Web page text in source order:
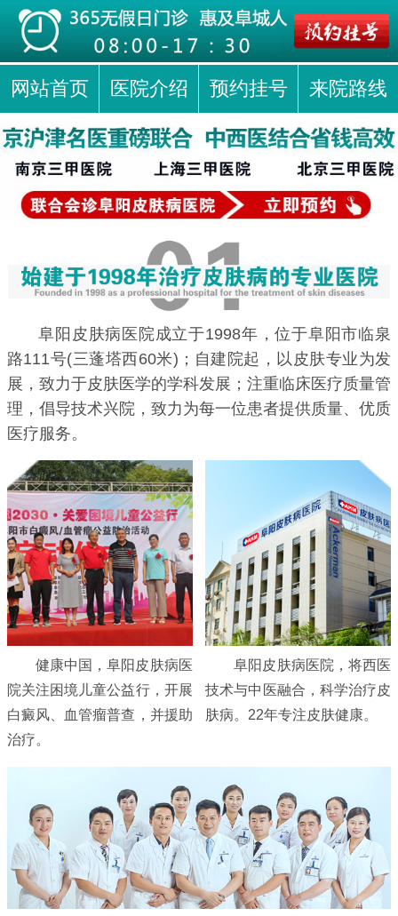
网站首页 医院介绍 预约挂号 来院路线
阜阳皮肤病医院成立于1998年，位于阜阳市临泉
路111号(三蓬塔西60米)；自建院起，以皮肤专业为发
展，致力于皮肤医学的学科发展；注重临床医疗质量管
理，倡导技术兴院，致力为每一位患者提供质量、优质
医疗服务。
健康中国，阜阳皮肤病医
院关注困境儿童公益行，开展
白癜风、血管瘤普查，并援助
治疗。
阜阳皮肤病医院，将西医
技术与中医融合，科学治疗皮
肤病。22年专注皮肤健康。